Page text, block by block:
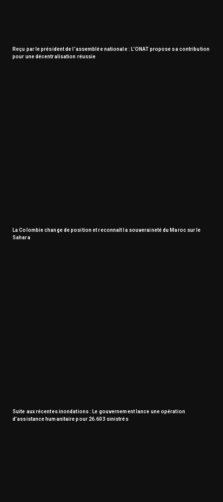
Reçu par le président de l’assemblée nationale : L’ONAT propose sa contribution
pour une décentralisation réussie
La Colombie change de position et reconnaît la souveraineté du Maroc sur le
Sahara
Suite aux récentes inondations : Le gouvernement lance une opération
d’assistance humanitaire pour 26.603 sinistrés